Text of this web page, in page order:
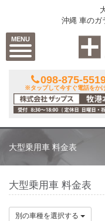
MENU
沖縄 車のガ
098-875-
※タップして今すぐ電話をか
大型乗用車 料金表
大型乗用車 料金表
別の車種を選択する